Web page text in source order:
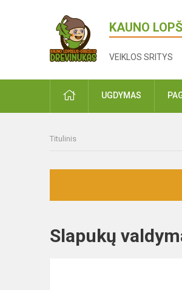
KAUNO
VEIKLOS SRITYS
PRADŽIAUGDYMAS
Titulinis
Slapukų